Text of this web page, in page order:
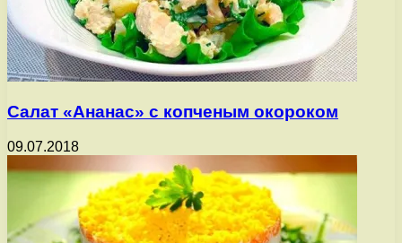
Салат «Ананас» с копченым окороком
09.07.2018